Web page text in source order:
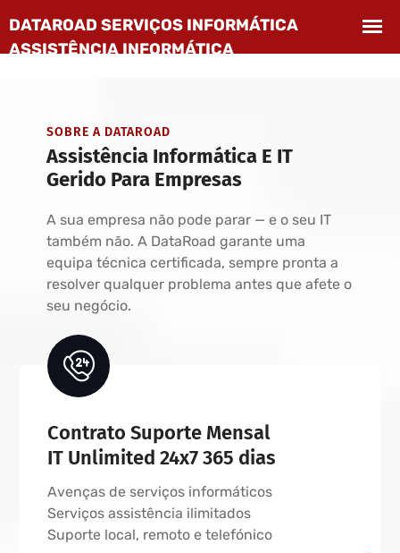
SOBRE A DATAROAD
Assistência Informática E IT
Gerido Para Empresas
A sua empresa não pode parar — e o seu IT
também não. A DataRoad garante uma
equipa técnica certificada, sempre pronta a
resolver qualquer problema antes que afete o
seu negócio.
Contrato Suporte Mensal
IT Unlimited 24x7 365 dias
Avenças de serviços informáticos
Serviços assistência ilimitados
Suporte local, remoto e telefónico